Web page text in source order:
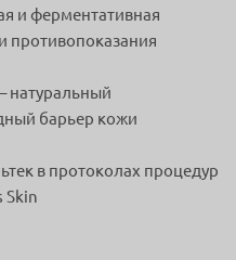
и ферментативная
противопоказания
натуральный
барьер кожи
в протоколах процедур
Skin